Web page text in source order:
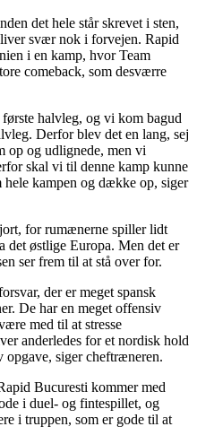
det hele står skrevet i sten,
svær nok i forvejen. Rapid
i en kamp, hvor Team
comeback, som desværre
halvleg, og vi kom bagud
Derfor blev det en lang, sej
op og udlignede, men vi
skal vi til denne kamp kunne
kampen og dække op, siger
for rumænerne spiller lidt
østlige Europa. Men det er
ser frem til at stå over for.
der er meget spansk
De har en meget offensiv
med til at stresse
anderledes for et nordisk hold
opgave, siger cheftræneren.
Bucuresti kommer med
i duel- og fintespillet, og
i truppen, som er gode til at